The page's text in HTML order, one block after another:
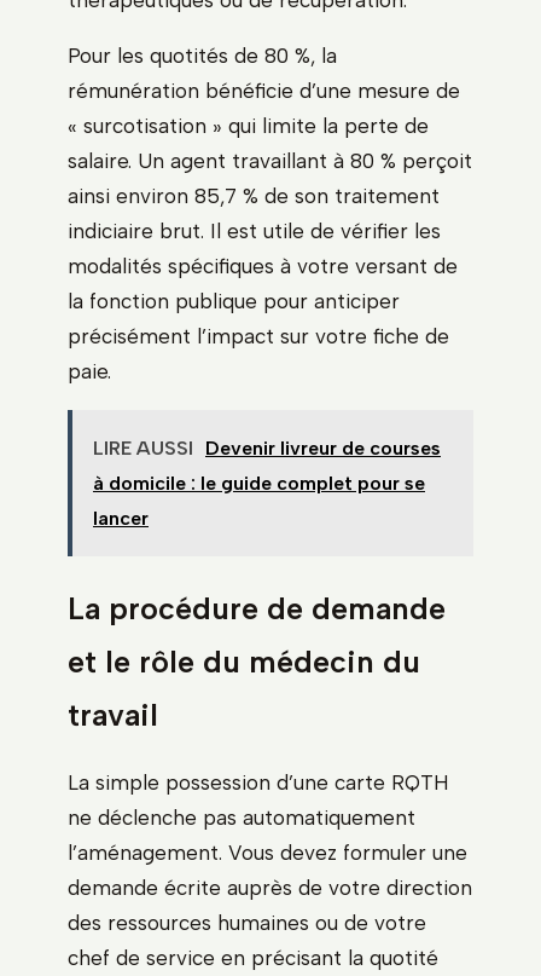
Pour les quotités de 80 %, la
rémunération bénéficie d’une mesure de
« surcotisation » qui limite la perte de
salaire. Un agent travaillant à 80 % perçoit
ainsi environ 85,7 % de son traitement
indiciaire brut. Il est utile de vérifier les
modalités spécifiques à votre versant de
la fonction publique pour anticiper
précisément l’impact sur votre fiche de
paie.
LIRE AUSSI
Devenir livreur de courses
à domicile : le guide complet pour se
lancer
La procédure de demande
et le rôle du médecin du
travail
La simple possession d’une carte RQTH
ne déclenche pas automatiquement
l’aménagement. Vous devez formuler une
demande écrite auprès de votre direction
des ressources humaines ou de votre
chef de service en précisant la quotité